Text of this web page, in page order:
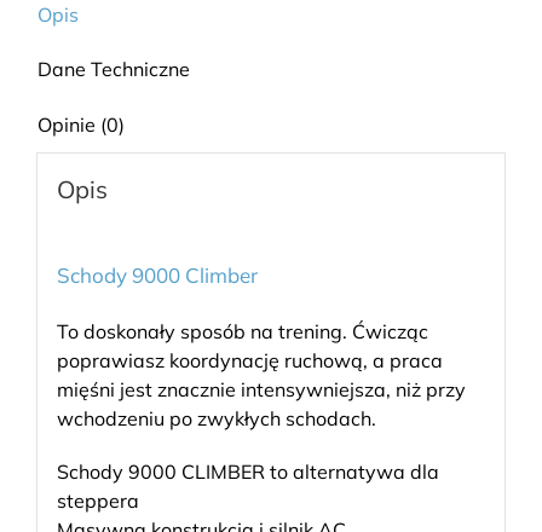
Opis
Dane Techniczne
Opinie (0)
Opis
Schody 9000 Climber
To doskonały sposób na trening. Ćwicząc
poprawiasz koordynację ruchową, a praca
mięśni jest znacznie intensywniejsza, niż przy
wchodzeniu po zwykłych schodach.
Schody 9000 CLIMBER to alternatywa dla
steppera